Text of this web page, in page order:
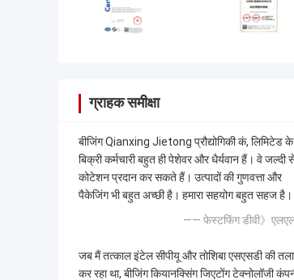
ग्राहक समीक्षा
बीजिंग Qianxing Jietong प्रौद्योगिकी कं, लिमिटेड के
बिक्री कर्मचारी बहुत ही पेशेवर और धैर्यवान हैं। वे जल्दी
कोटेशन प्रदान कर सकते हैं। उत्पादों की गुणवत्ता और
पैकेजिंग भी बहुत अच्छी है। हमारा सहयोग बहुत सहज है।
—— फेस्टफिंग डीवी》
जब मैं तत्काल इंटेल सीपीयू और तोशिबा एसएसडी की
कर रहा था, बीजिंग कियानक्सिंग जिएटोंग टेक्नोलॉजी